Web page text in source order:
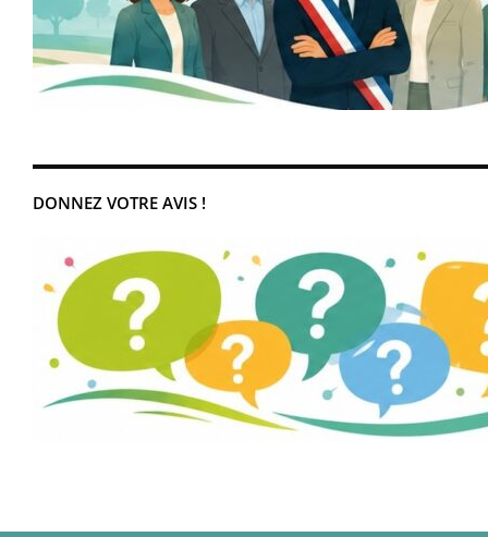
DONNEZ VOTRE AVIS !